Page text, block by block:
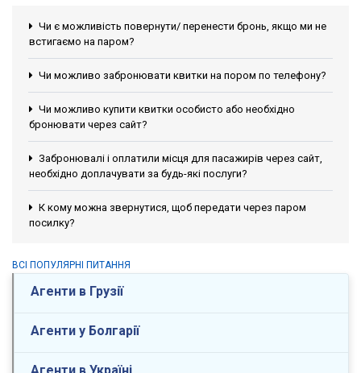
Чи є можливість повернути/ перенести бронь, якщо ми не
встигаємо на паром?
Чи можливо забронювати квитки на пором по телефону?
Чи можливо купити квитки особисто або необхідно
бронювати через сайт?
Забронювалі і оплатили місця для пасажирів через сайт,
необхідно доплачувати за будь-які послуги?
К кому можна звернутися, щоб передати через паром
посилку?
ВСІ ПОПУЛЯРНІ ПИТАННЯ
Агенти в Грузії
Агенти у Болгарії